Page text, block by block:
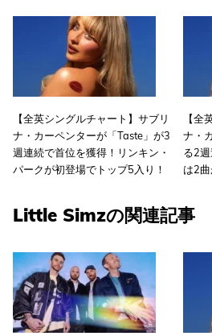
【全英シングルチャート】サブリ
ナ・カーペンターが「Taste」が3
週連続で首位を獲得！リンキン・
パークが初登場でトップ5入り！
【全
ナ・
る2
は2
Little Simzの関連記事